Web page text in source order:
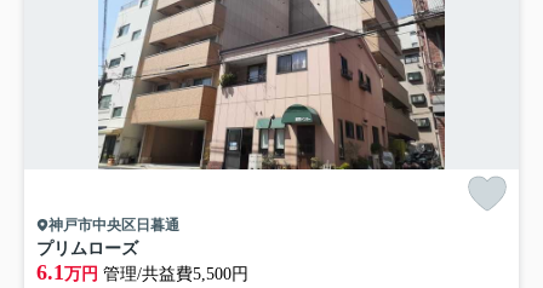
神戸市中央区日暮通
プリムローズ
6.1万円 管理/共益費5,500円